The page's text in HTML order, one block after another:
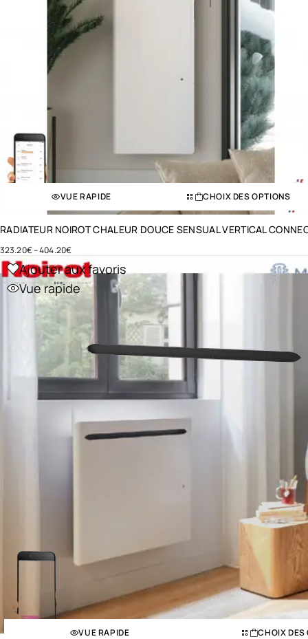
VUE RAPIDE CHOIX DES OPTIONS
RADIATEUR NOIROT CHALEUR DOUCE SENSUAL VERTICAL
323.20€–404.20€
Ajouter aux favoris
Vue rapide
VUE RAPIDE CHOIX DES